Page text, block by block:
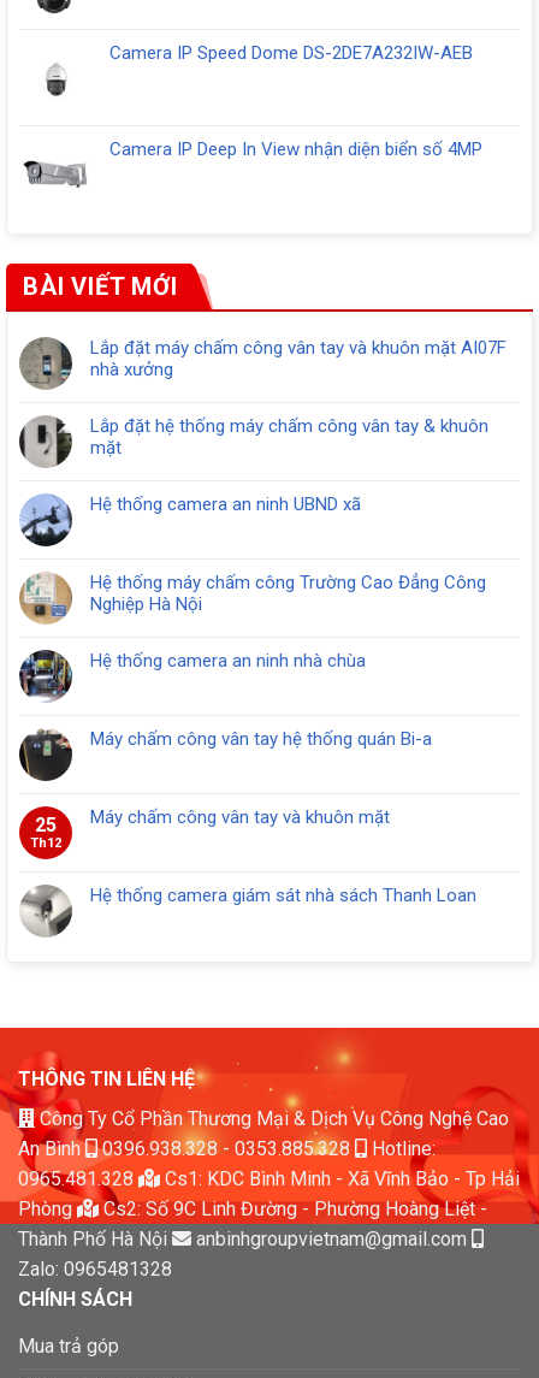
Camera IP Speed Dome DS-2DE7A232IW-AEB
Camera IP Deep In View nhận diện biển số 4MP
BÀI VIẾT MỚI
Lắp đặt máy chấm công vân tay và khuôn mặt AI07F
nhà xưởng
Lắp đặt hệ thống máy chấm công vân tay & khuôn
mặt
Hệ thống camera an ninh UBND xã
Hệ thống máy chấm công Trường Cao Đẳng Công
Nghiệp Hà Nội
Hệ thống camera an ninh nhà chùa
Máy chấm công vân tay hệ thống quán Bi-a
25
Th12
Máy chấm công vân tay và khuôn mặt
Hệ thống camera giám sát nhà sách Thanh Loan
THÔNG TIN LIÊN HỆ
Công Ty Cổ Phần Thương Mại & Dịch Vụ Công Nghệ Cao
An Bình
0396.938.328 - 0353.885.328
Hotline:
0965.481.328
Cs1: KDC Bình Minh - Xã Vĩnh Bảo - Tp Hải
Phòng
Cs2: Số 9C Linh Đường - Phường Hoàng Liệt -
Thành Phố Hà Nội
anbinhgroupvietnam@gmail.com
Zalo: 0965481328
CHÍNH SÁCH
Mua trả góp